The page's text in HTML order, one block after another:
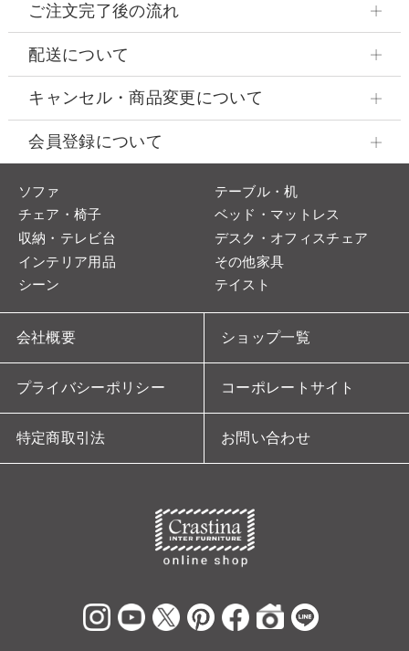
ご注文完了後の流れ
配送について
キャンセル・商品変更について
会員登録について
会社概要 ショップ一覧
プライバシーポリシー コーポレートサイト
特定商取引法 お問い合わせ
ソファ
テーブル・机
チェア・椅子
ベッド・マットレス
収納・テレビ台
デスク・オフィスチェア
インテリア用品
その他家具
シーン
テイスト